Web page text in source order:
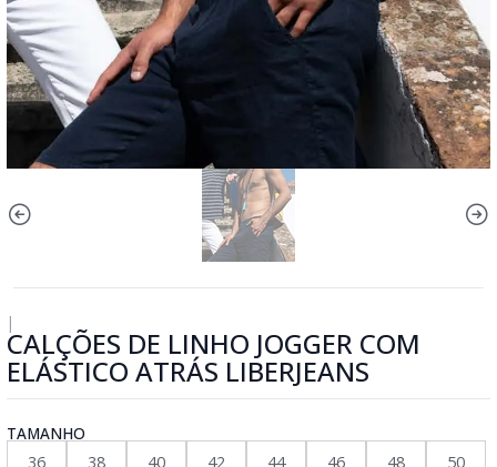
|
CALÇÕES DE LINHO JOGGER COM
ELÁSTICO ATRÁS LIBERJEANS
TAMANHO
36
38 40 42 44 46 48 50